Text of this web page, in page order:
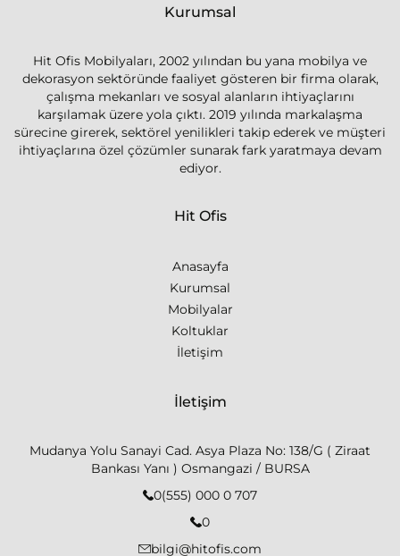
Kurumsal
Hit Ofis Mobilyaları, 2002 yılından bu yana mobilya ve
dekorasyon sektöründe faaliyet gösteren bir firma olarak,
çalışma mekanları ve sosyal alanların ihtiyaçlarını
karşılamak üzere yola çıktı. 2019 yılında markalaşma
sürecine girerek, sektörel yenilikleri takip ederek ve müşteri
ihtiyaçlarına özel çözümler sunarak fark yaratmaya devam
ediyor.
Hit Ofis
Anasayfa
Kurumsal
Mobilyalar
Koltuklar
İletişim
İletişim
Mudanya Yolu Sanayi Cad. Asya Plaza No: 138/G ( Ziraat
Bankası Yanı ) Osmangazi / BURSA
0(555) 000 0 707
0
bilgi@hitofis.com